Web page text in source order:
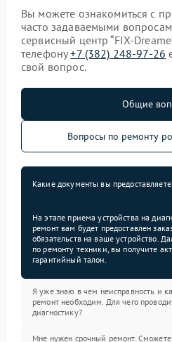
Вы можете ознакомиться с
часто задаваемыми
сервисный центр “FIX-
телефону+7 (382) 248-97-26
свой вопрос.
Общие
Вопросы по ремонту
Какие документы вы
На этапе приема устройства на
ремонт вам будет предоставлен
обязательств на ваше устройство.
по ремонту техники, вы получите
гарантийный талон.
Я уже знаю в чем неисправность и
ремонт необходим. Для чего
диагностику?
Мне нужен срочный ремонт. Сможете